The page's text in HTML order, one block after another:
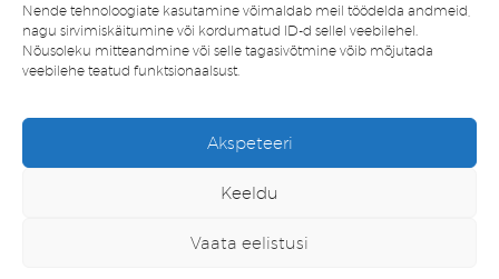
Nende tehnoloogiate kasutamine võimaldab meil töödelda andmeid,
nagu sirvimiskäitumine või kordumatud ID-d sellel veebilehel.
Nõusoleku mitteandmine või selle tagasivõtmine võib mõjutada
veebilehe teatud funktsionaalsust.
Akspeteeri
Keeldu
Vaata eelistusi
Müügitingimused Privaatsuspoliitika
Minu konto Soovinimekiri